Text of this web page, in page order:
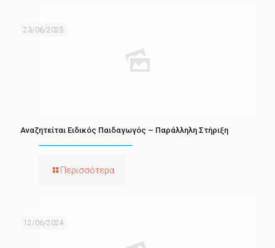
23/06/2025
Αναζητείται Ειδικός Παιδαγωγός – Παράλληλη Στήριξη
Περισσότερα
12/06/2024